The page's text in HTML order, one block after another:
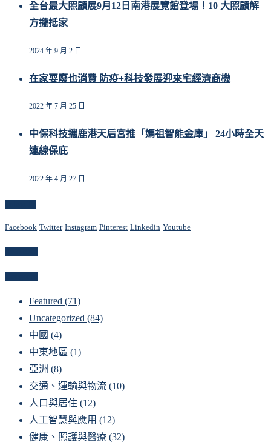
全台最大照顧展9月12日南港展覽館登場！10 大照顧解
方攏抵家
2024 年 9 月 2 日
在家耍廢也消費 防疫+科技發展迎來宅經濟商機
2022 年 7 月 25 日
中保科技攜鹿港天后宮推「媽祖智能金庫」 24小時全天
連線保庇
2022 年 4 月 27 日
Facebook Twitter Instagram Pinterest Linkedin Youtube
Featured (71)
Uncategorized (84)
中國 (4)
中東地區 (1)
亞洲 (8)
交通、運輸與物流 (10)
人口與居住 (12)
人工智慧與應用 (12)
健康、照護與醫療 (32)